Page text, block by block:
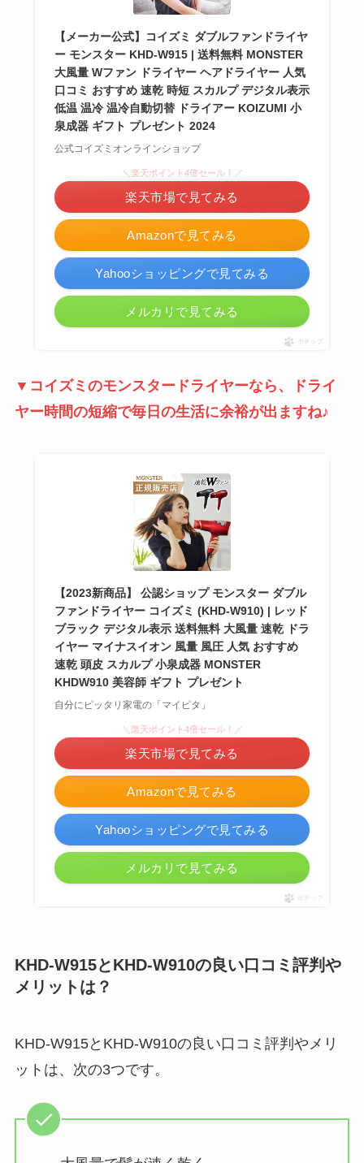
【メーカー公式】コイズミ ダブルファンドライヤ
ー モンスター KHD-W915 | 送料無料 MONSTER
大風量 Wファン ドライヤー ヘアドライヤー 人気
口コミ おすすめ 速乾 時短 スカルプ デジタル表示
低温 温冷 温冷自動切替 ドライアー KOIZUMI 小
泉成器 ギフト プレゼント 2024
公式コイズミオンラインショップ
Amazonで見てみる
＼楽天ポイント4倍セール！／
楽天市場で見てみる
Yahooショッピングで見てみる
メルカリで見てみる
ポチップ
▼コイズミのモンスタードライヤーなら、ドライ
ヤー時間の短縮で毎日の生活に余裕が出ますね♪
【2023新商品】 公認ショップ モンスター ダブル
ファンドライヤー コイズミ (KHD-W910) | レッド
ブラック デジタル表示 送料無料 大風量 速乾 ドラ
イヤー マイナスイオン 風量 風圧 人気 おすすめ
速乾 頭皮 スカルプ 小泉成器 MONSTER
KHDW910 美容師 ギフト プレゼント
自分にピッタリ家電の「マイピタ」
Amazonで見てみる
＼楽天ポイント4倍セール！／
楽天市場で見てみる
Yahooショッピングで見てみる
メルカリで見てみる
ポチップ
KHD-W915とKHD-W910の良い口コミ評判や
メリットは？
KHD-W915とKHD-W910の良い口コミ評判やメリ
ットは、次の3つです。